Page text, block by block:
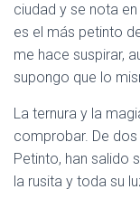
ciudad y se nota
es el más petinto
me hace suspirar,
supongo que lo
La ternura y la
comprobar. De
Petinto, han salido
la rusita y toda su